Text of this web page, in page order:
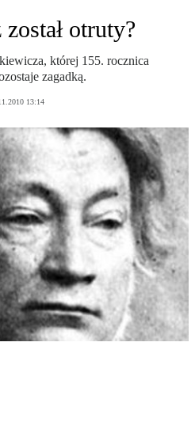
otruty?
której 155. rocznica
zagadką.
13:14